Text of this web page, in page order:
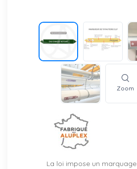
Zoom
La loi impose un